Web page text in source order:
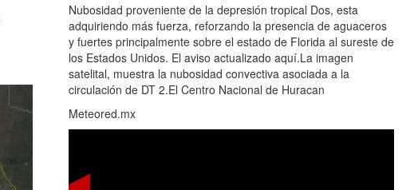
Nubosidad proveniente de la depresión tropical Dos, esta
adquiriendo más fuerza, reforzando la presencia de aguaceros
y fuertes principalmente sobre el estado de Florida al sureste de
los Estados Unidos. El aviso actualizado aquí.La imagen
satelital, muestra la nubosidad convectiva asociada a la
circulación de DT 2.El Centro Nacional de Huracan
Meteored.mx